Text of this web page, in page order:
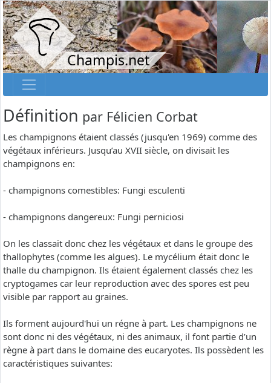
Champis.net
Définition par Félicien Corbat
Les champignons étaient classés (jusqu'en 1969) comme des
végétaux inférieurs. Jusqu’au XVII siècle, on divisait les
champignons en:
- champignons comestibles: Fungi esculenti
- champignons dangereux: Fungi perniciosi
On les classait donc chez les végétaux et dans le groupe des
thallophytes (comme les algues). Le mycélium était donc le
thalle du champignon. Ils étaient également classés chez les
cryptogames car leur reproduction avec des spores est peu
visible par rapport au graines.
Ils forment aujourd'hui un régne à part. Les champignons ne
sont donc ni des végétaux, ni des animaux, il font partie d’un
règne à part dans le domaine des eucaryotes. Ils possèdent les
caractéristiques suivantes: